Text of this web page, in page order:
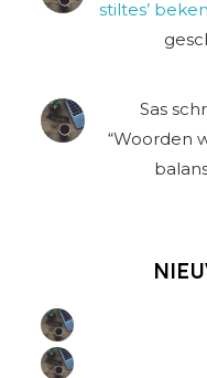
stiltes’
Sas
“Woorden